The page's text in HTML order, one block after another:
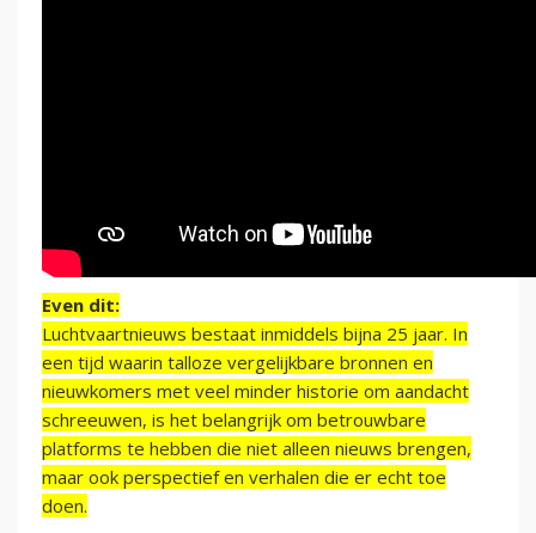
Even dit:
Luchtvaartnieuws bestaat inmiddels bijna 25 jaar. In
een tijd waarin talloze vergelijkbare bronnen en
nieuwkomers met veel minder historie om aandacht
schreeuwen, is het belangrijk om betrouwbare
platforms te hebben die niet alleen nieuws brengen,
maar ook perspectief en verhalen die er echt toe
doen.